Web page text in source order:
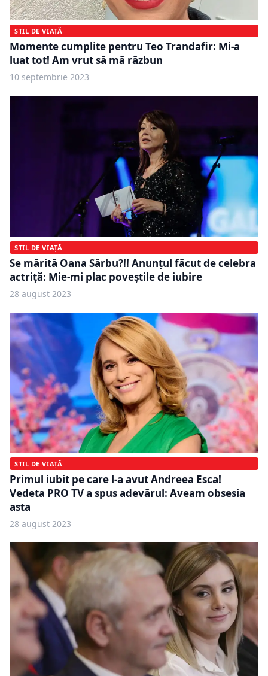
STIL DE VIAȚĂ
Momente cumplite pentru Teo Trandafir: Mi-a
luat tot! Am vrut să mă răzbun
10 septembrie 2023
STIL DE VIAȚĂ
Se mărită Oana Sârbu?!! Anunțul făcut de celebra
actriță: Mie-mi plac poveștile de iubire
28 august 2023
STIL DE VIAȚĂ
Primul iubit pe care l-a avut Andreea Esca!
Vedeta PRO TV a spus adevărul: Aveam obsesia
asta
28 august 2023